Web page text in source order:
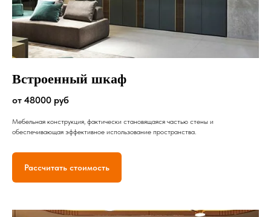
Встроенный шкаф
от 48000 руб
Мебельная конструкция, фактически становящаяся частью стены и
обеспечивающая эффективное использование пространства.
Рассчитать стоимость